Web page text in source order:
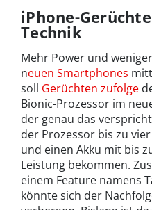
iPhone-
Technik
Mehr Power und
neuen Smartphones
soll Gerüchten zufolge
Bionic-Prozessor im
der genau das
der Prozessor bis zu
und einen Akku mit bis
Leistung bekommen.
einem Feature namens
könnte sich der